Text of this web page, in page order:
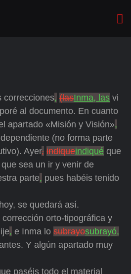
correcciones, (lasInma, las vi
al documento. En cuanto
apartado «Misión y Visión»,
(no forma parte
Ayer, indiqueindiqué que
sea un ir y venir de
parte, pues habéis tenido
se quedará así.
orto-tipográfica y
, e Inma lo subrayosubrayó,
Y algún apartado muy
paséis todo el material